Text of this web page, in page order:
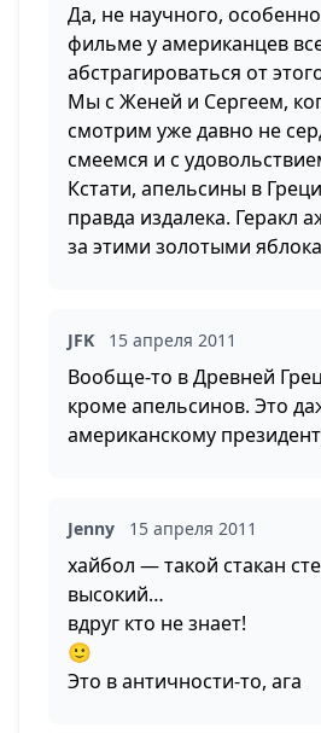
Да, не научного,
фильме у американцев
абстрагироваться от
Мы с Женей и Сергеем,
смотрим уже давно не
смеемся и с
Кстати, апельсины в
правда издалека. Геракл
за этими золотыми
JFK 15 апреля 2011
Вообще-то в Древней
кроме апельсинов. Это
американскому
Jenny 15 апреля 2011
хайбол — такой стакан
высокий…
вдруг кто не знает!
🙂
Это в античности-то, ага